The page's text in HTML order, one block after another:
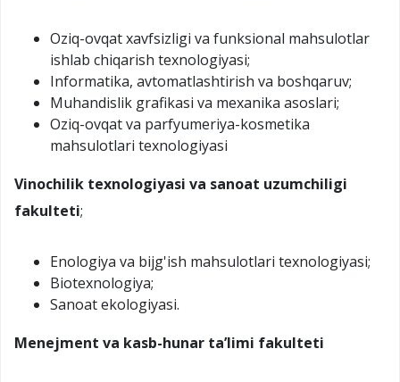
Oziq-ovqat xavfsizligi va funksional mahsulotlar
ishlab chiqarish texnologiyasi;
Informatika, avtomatlashtirish va boshqaruv;
Muhandislik grafikasi va mexanika asoslari;
Oziq-ovqat va parfyumeriya-kosmetika
mahsulotlari texnologiyasi
Vinochilik texnologiyasi va sanoat uzumchiligi
fakulteti;
Enologiya va bijg'ish mahsulotlari texnologiyasi;
Biotexnologiya;
Sanoat ekologiyasi.
Menejment va kasb-hunar taʼlimi fakulteti